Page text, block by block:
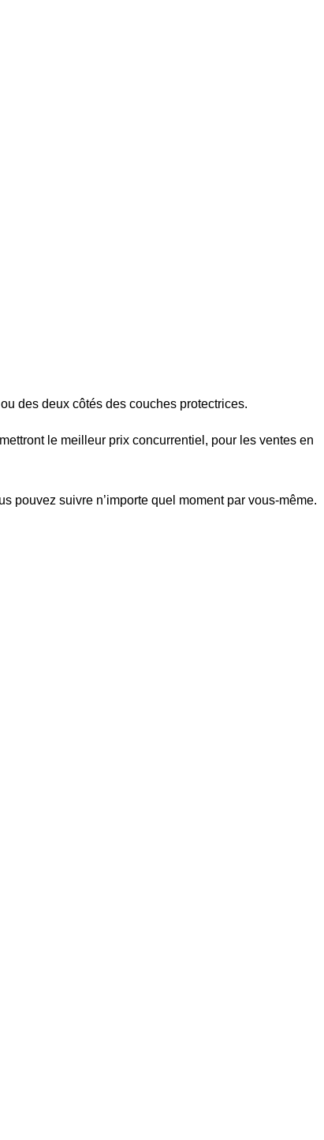
des deux côtés des couches protectrices.
le meilleur prix concurrentiel, pour les ventes en
pouvez suivre n’importe quel moment par vous-même.